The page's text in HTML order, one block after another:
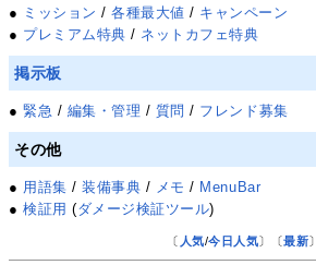
● ミッション /各種最大値 / キャンペーン
● プレミアム特典 / ネットカフェ特典
掲示板
●緊急 / 編集・管理 / 質問 / フレンド募集
その他
● 用語集 /装備事典 / メモ / MenuBar
●検証用 (ダメージ検証ツール)
〔 人気/今日人気〕〔最新〕